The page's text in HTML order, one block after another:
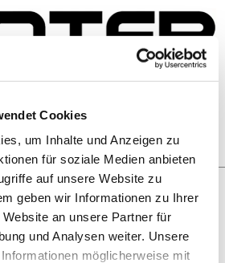
Cookies
um Inhalte und Anzeigen zu
für soziale Medien anbieten
auf unsere Website zu
geben wir Informationen zu Ihrer
an unsere Partner für
und Analysen weiter. Unsere
möglicherweise mit
Rechtliches
AGB , zumWiderrufsrecht, zum
zu unseremDatenschutz.